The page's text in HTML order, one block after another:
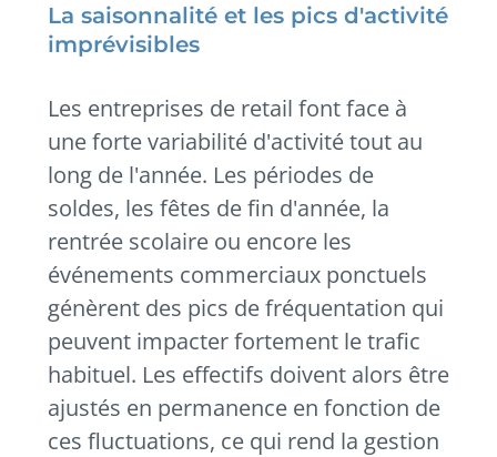
La saisonnalité et les pics d'activité
imprévisibles
Les entreprises de retail font face à
une forte variabilité d'activité tout au
long de l'année. Les périodes de
soldes, les fêtes de fin d'année, la
rentrée scolaire ou encore les
événements commerciaux ponctuels
génèrent des pics de fréquentation qui
peuvent impacter fortement le trafic
habituel. Les effectifs doivent alors être
ajustés en permanence en fonction de
ces fluctuations, ce qui rend la gestion